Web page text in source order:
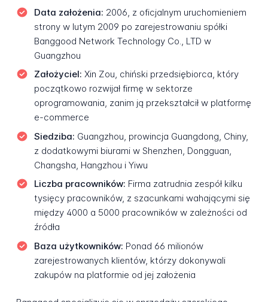
Data założenia: 2006, z oficjalnym uruchomieniem
strony w lutym 2009 po zarejestrowaniu spółki
Banggood Network Technology Co., LTD w
Guangzhou
Założyciel: Xin Zou, chiński przedsiębiorca, który
początkowo rozwijał firmę w sektorze
oprogramowania, zanim ją przekształcił w platformę
e-commerce
Siedziba: Guangzhou, prowincja Guangdong, Chiny,
z dodatkowymi biurami w Shenzhen, Dongguan,
Changsha, Hangzhou i Yiwu
Liczba pracowników: Firma zatrudnia zespół kilku
tysięcy pracowników, z szacunkami wahającymi się
między 4000 a 5000 pracowników w zależności od
źródła
Baza użytkowników: Ponad 66 milionów
zarejestrowanych klientów, którzy dokonywali
zakupów na platformie od jej założenia